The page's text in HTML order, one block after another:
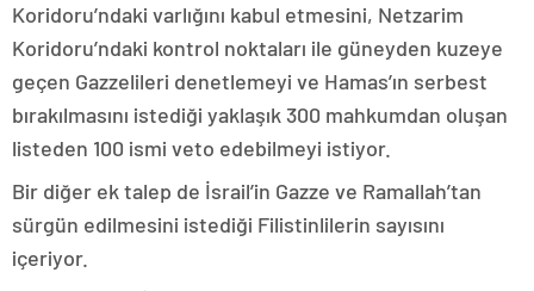
Koridoru’ndaki varlığını kabul etmesini, Netzarim
Koridoru’ndaki kontrol noktaları ile güneyden kuzeye
geçen Gazzelileri denetlemeyi ve Hamas’ın serbest
bırakılmasını istediği yaklaşık 300 mahkumdan oluşan
listeden 100 ismi veto edebilmeyi istiyor.
Bir diğer ek talep de İsrail’in Gazze ve Ramallah’tan
sürgün edilmesini istediği Filistinlilerin sayısını
içeriyor.